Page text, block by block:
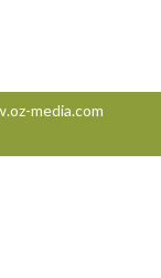
media.com